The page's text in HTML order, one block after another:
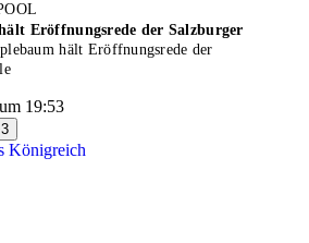
Eröffnungsrede der Salzburger
hält Eröffnungsrede der
19:53
Königreich